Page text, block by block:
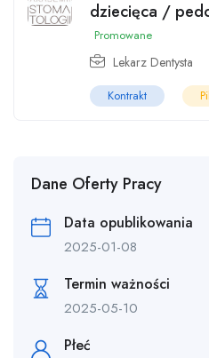
dziecięca /
Promowane
Lekarz Dentysta
Kontrakt
Dane Oferty Pracy
Data opublikowania
2025-01-08
Termin ważności
2025-05-10
Płeć